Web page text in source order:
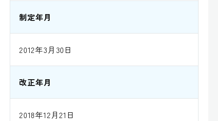
制定年月
2012年3月30日
改正年月
2018年12月21日